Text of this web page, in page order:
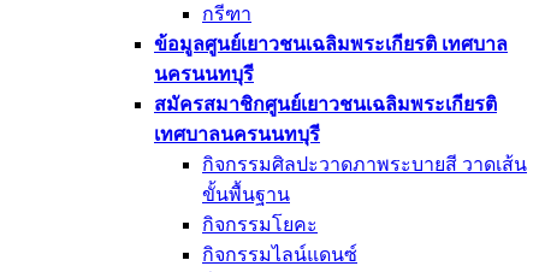
กรีฑา
ข้อมูลศูนย์เยาวชนเฉลิมพระเกียรติ เทศบาล
นครนนทบุรี
สมัครสมาชิกศูนย์เยาวชนเฉลิมพระเกียรติ
เทศบาลนครนนทบุรี
กิจกรรมศิลปะวาดภาพระบายสี วาดเส้น
ขั้นพื้นฐาน
กิจกรรมโยคะ
กิจกรรมไลน์แดนซ์